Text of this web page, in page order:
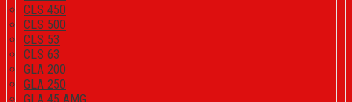
CLS 450
CLS 500
CLS 53
CLS 63
GLA 200
GLA 250